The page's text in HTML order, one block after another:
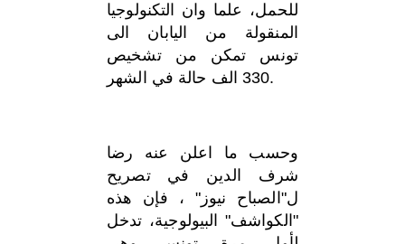
للحمل، علما وان التكنولوجيا
المنقولة من اليابان الى
تونس تمكن من تشخيص
330 الف حالة في الشهر.
وحسب ما اعلن عنه رضا
شرف الدين في تصريح
ل"الصباح نيوز" ، فإن هذه
"الكواشف" البيولوجية، تدخل